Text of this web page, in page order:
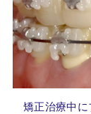
矯正治療中